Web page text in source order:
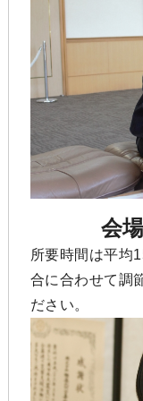
会
所要時間は平均
合に合わせて調
ださい。